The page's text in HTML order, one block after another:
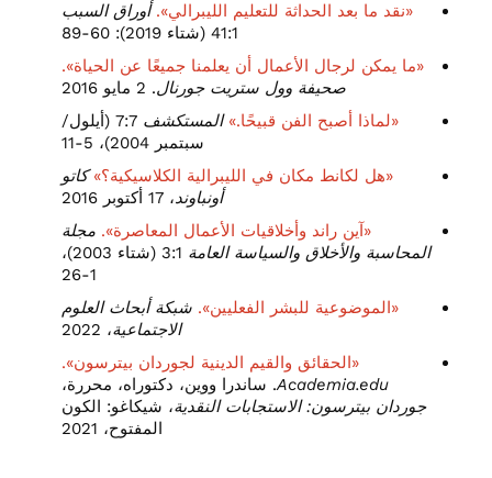
«نقد ما بعد الحداثة للتعليم الليبرالي». أوراق السبب
41:1 (شتاء 2019): 60-89
«ما يمكن لرجال الأعمال أن يعلمنا جميعًا عن الحياة».
صحيفة وول ستريت جورنال. 2 مايو 2016
«لماذا أصبح الفن قبيحًا.» المستكشف
7:7 (أيلول/
سبتمبر 2004)، 5-11
«هل لكانط مكان في الليبرالية الكلاسيكية؟» كاتو
أونباوند، 17 أكتوبر 2016
«آين راند وأخلاقيات الأعمال المعاصرة». مجلة
المحاسبة والأخلاق والسياسة العامة
3:1 (شتاء 2003)،
1-26
«الموضوعية للبشر الفعليين». شبكة أبحاث العلوم
الاجتماعية، 2022
«الحقائق والقيم الدينية لجوردان بيترسون».
Academia.edu. ساندرا ووين، دكتوراه، محررة،
جوردان بيترسون: الاستجابات النقدية، شيكاغو: الكون
المفتوح، 2021